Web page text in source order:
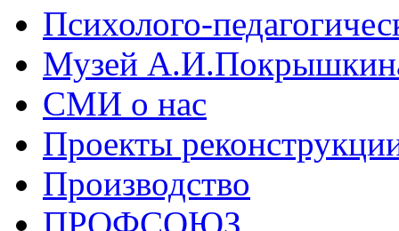
Психолого-
Музей
СМИ о нас
Проекты
Производство